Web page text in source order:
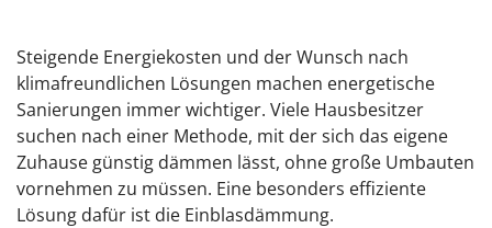
Steigende Energiekosten und der Wunsch nach
klimafreundlichen Lösungen machen energetische
Sanierungen immer wichtiger. Viele Hausbesitzer
suchen nach einer Methode, mit der sich das eigene
Zuhause günstig dämmen lässt, ohne große Umbauten
vornehmen zu müssen. Eine besonders effiziente
Lösung dafür ist die Einblasdämmung.